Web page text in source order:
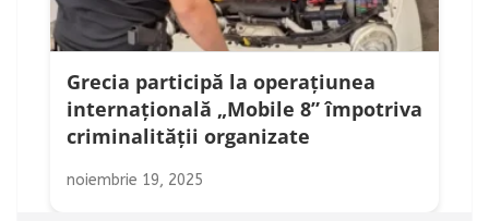
Grecia participă la operațiunea
internațională „Mobile 8” împotriva
criminalității organizate
noiembrie 19, 2025